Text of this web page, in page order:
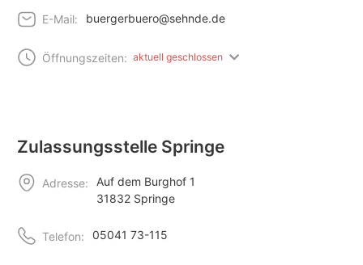
E-Mail: buergerbuero@sehnde.de
Öffnungszeiten: aktuell geschlossen
Zulassungsstelle Springe
Adresse:
Auf dem Burghof 1
31832 Springe
Telefon: 05041 73-115